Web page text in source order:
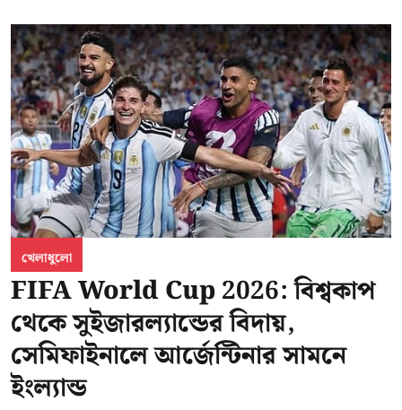
খেলাধুলো
FIFA World Cup 2026: বিশ্বকাপ
থেকে সুইজারল্যান্ডের বিদায়,
সেমিফাইনালে আর্জেন্টিনার সামনে
ইংল্যান্ড